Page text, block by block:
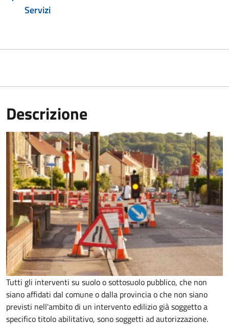
Servizi
Descrizione
Tutti gli interventi su suolo o sottosuolo pubblico, che non
siano affidati dal comune o dalla provincia o che non siano
previsti nell'ambito di un intervento edilizio già soggetto a
specifico titolo abilitativo, sono soggetti adautorizzazione.